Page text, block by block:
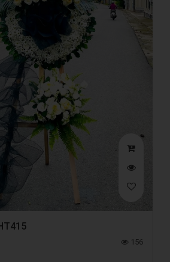
156